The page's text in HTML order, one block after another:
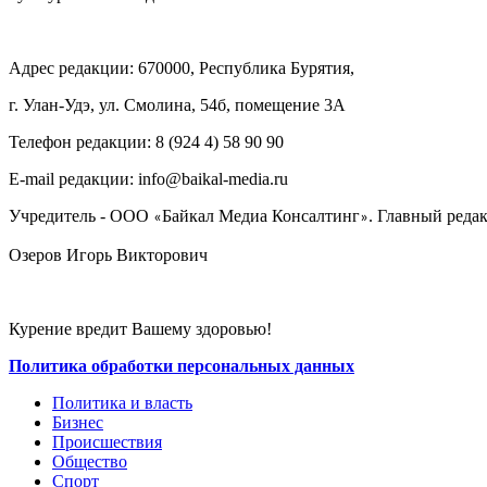
Адрес редакции: 670000, Республика Бурятия,
г. Улан-Удэ, ул. Смолина, 54б, помещение 3А
Телефон редакции: ‎‎8 (924 4) 58 90 90
E-mail редакции: info@baikal-media.ru
Учредитель - ООО «Байкал Медиа Консалтинг». Главный
Озеров Игорь Викторович
Курение вредит Вашему здоровью!
Политика обработки персональных данных
Политика и власть
Бизнес
Происшествия
Общество
Cпорт